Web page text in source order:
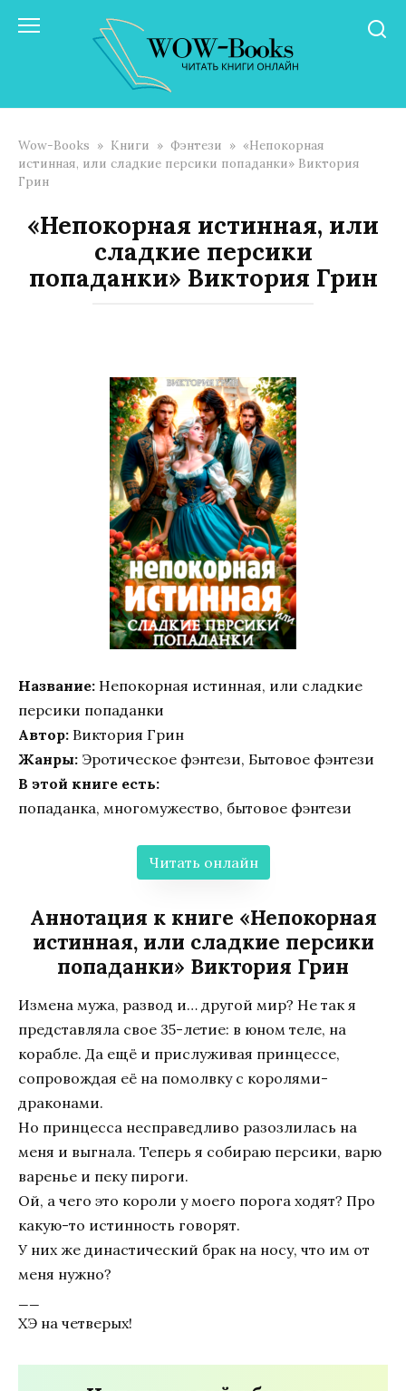
Wow-Books » Книги » Фэнтези » «Непокорная
истинная, или сладкие персики попаданки» Виктория
Грин
«Непокорная истинная, или
сладкие персики
попаданки» Виктория Грин
Название: Непокорная истинная, или сладкие
персики попаданки
Автор: Виктория Грин
Жанры: Эротическое фэнтези, Бытовое фэнтези
В этой книге есть:
попаданка, многомужество, бытовое фэнтези
Читать онлайн
Аннотация к книге «Непокорная
истинная, или сладкие персики
попаданки» Виктория Грин
Измена мужа, развод и… другой мир? Не так я
представляла свое 35-летие: в юном теле, на
корабле. Да ещё и прислуживая принцессе,
сопровождая её на помолвку с королями-
драконами.
Но принцесса несправедливо разозлилась на
меня и выгнала. Теперь я собираю персики, варю
варенье и пеку пироги.
Ой, а чего это короли у моего порога ходят? Про
какую-то истинность говорят.
У них же династический брак на носу, что им от
меня нужно?
ХЭ на четверых!